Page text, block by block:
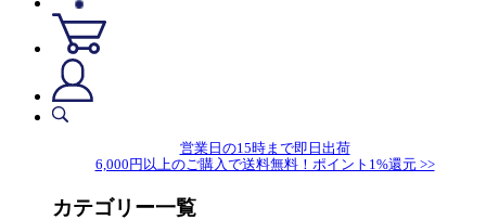
営業日の15時まで即日出荷
6,000円以上のご購入で送料無料！ポイント1%還元 >>
カテゴリー一覧